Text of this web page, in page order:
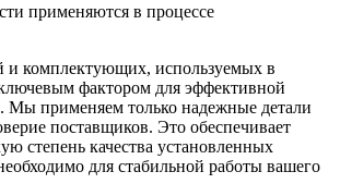
применяются в процессе
и комплектующих, используемых в
фактором для эффективной
Мы применяем только надежные детали
поставщиков. Это обеспечивает
степень качества установленных
для стабильной работы вашего